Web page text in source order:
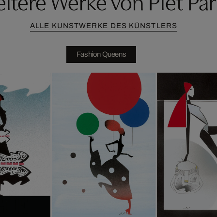
ALLE KUNSTWERKE DES KÜNSTLERS
Fashion Queens